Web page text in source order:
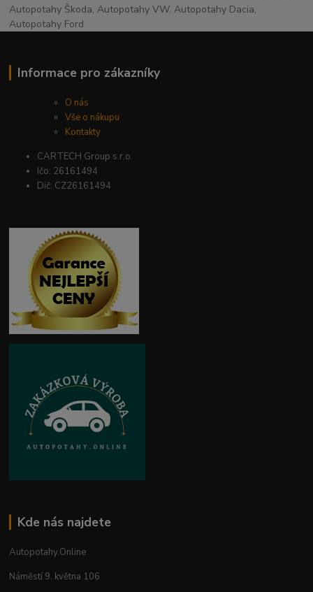
Autopotahy Škoda, Autopotahy VW, Autopotahy Dacia,
Autopotahy Ford
Informace pro zákazníky
O nás
Vše o nákupu
Kontakty
CARTECH Group s.r.o.
Ičo: 26161494
Dič: CZ26161494
Kde nás najdete
Autopotahy.Online
Náměstí 9. května 106